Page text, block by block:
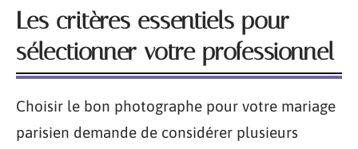
Les critères essentiels pour
sélectionner votre professionnel
Choisir le bon photographe pour votre mariage
parisien demande de considérer plusieurs